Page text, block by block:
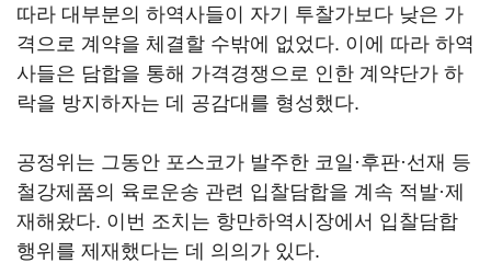
따라 대부분의 하역사들이 자기 투찰가보다 낮은 가
격으로 계약을 체결할 수밖에 없었다. 이에 따라 하역
사들은 담합을 통해 가격경쟁으로 인한 계약단가 하
락을 방지하자는 데 공감대를 형성했다.
공정위는 그동안 포스코가 발주한 코일·후판·선재 등
철강제품의 육로운송 관련 입찰담합을 계속 적발·제
재해왔다. 이번 조치는 항만하역시장에서 입찰담합
행위를 제재했다는 데 의의가 있다.